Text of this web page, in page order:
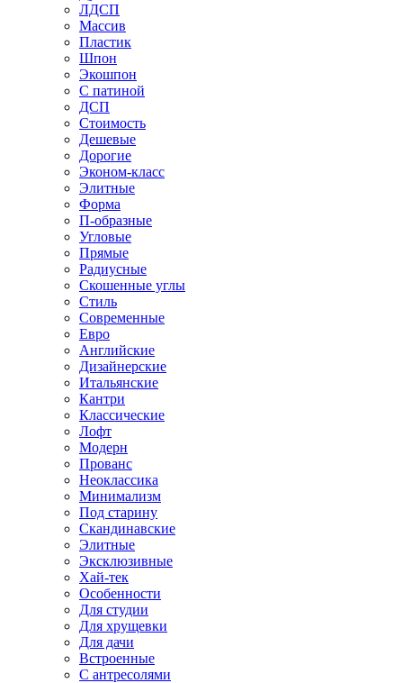
ЛДСП
Массив
Пластик
Шпон
Экошпон
С патиной
ДСП
Стоимость
Дешевые
Дорогие
Эконом-класс
Элитные
Форма
П-образные
Угловые
Прямые
Радиусные
Скошенные углы
Стиль
Современные
Евро
Английские
Дизайнерские
Итальянские
Кантри
Классические
Лофт
Модерн
Прованс
Неоклассика
Минимализм
Под старину
Скандинавские
Элитные
Эксклюзивные
Хай-тек
Особенности
Для студии
Для хрущевки
Для дачи
Встроенные
С антресолями